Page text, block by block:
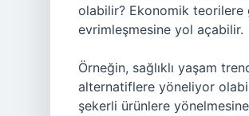
olabilir? Ekonomik teorilere
evrimleşmesine yol açabilir.
Örneğin, sağlıklı yaşam
alternatiflere yöneliyor
şekerli ürünlere